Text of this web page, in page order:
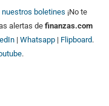
nuestros boletines ¡No te
alertas de finanzas.com
| Whatsapp | Flipboard.
.